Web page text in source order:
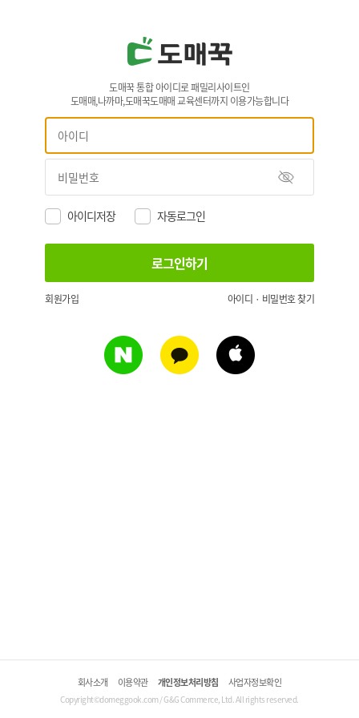
도매꾹 통합 아이디로 패밀리사이트인
도매매,나까마,도매꾹도매매 교육센터까지 이용가능합니다
아이디저장 자동로그인
회원가입 아이디 · 비밀번호 찾기
회사소개 이용약관 개인정보처리방침 사업자정보확인
Copyright©domeggook.com / G&G Commerce, Ltd. All rights reserved.